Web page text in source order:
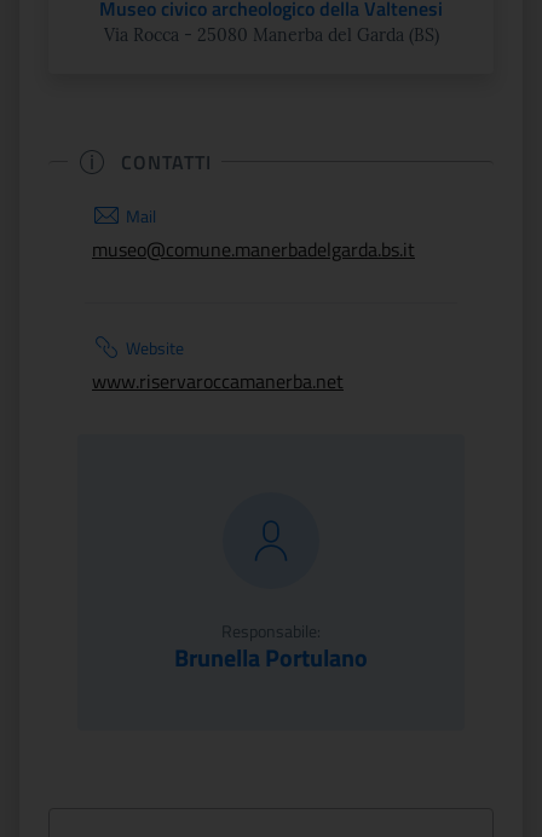
Museo civico archeologico della Valtenesi
Via Rocca - 25080 Manerba del Garda (BS)
CONTATTI
Mail
museo@comune.manerbadelgarda.bs.it
Website
www.riservaroccamanerba.net
Responsabile:
Brunella Portulano